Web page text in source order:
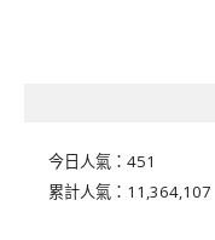
今日人氣： 451
累計人氣： 11,364,107